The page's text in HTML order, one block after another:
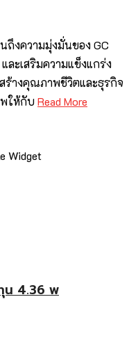
ถึงความมุ่งมั่นของ GC
ละเสริมความแข็งแกร่ง
ร้างคุณภาพชีวิตและธุรกิจ
พให้กับRead More
น 4.36 พ